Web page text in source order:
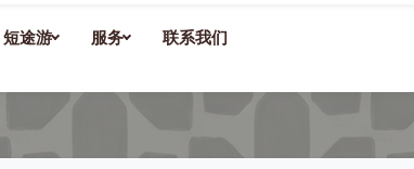
途游 服务 联系我们